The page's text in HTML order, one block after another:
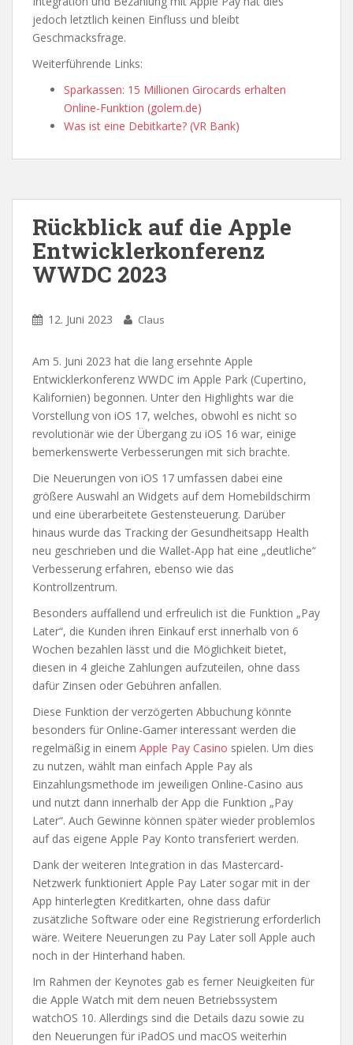
jedoch letztlich keinen Einfluss und bleibt
Geschmacksfrage.
Weiterführende Links:
Sparkassen: 15 Millionen Girocards erhalten
Online-Funktion (golem.de)
Was ist eine Debitkarte? (VR Bank)
Rückblick auf die Apple
Entwicklerkonferenz
WWDC 2023
12. Juni 2023 Claus
Am 5. Juni 2023 hat die lang ersehnte Apple
Entwicklerkonferenz WWDC im Apple Park (Cupertino,
Kalifornien) begonnen. Unter den Highlights war die
Vorstellung von iOS 17, welches, obwohl es nicht so
revolutionär wie der Übergang zu iOS 16 war, einige
bemerkenswerte Verbesserungen mit sich brachte.
Die Neuerungen von iOS 17 umfassen dabei eine
größere Auswahl an Widgets auf dem Homebildschirm
und eine überarbeitete Gestensteuerung. Darüber
hinaus wurde das Tracking der Gesundheitsapp Health
neu geschrieben und die Wallet-App hat eine „deutliche“
Verbesserung erfahren, ebenso wie das
Kontrollzentrum.
Besonders auffallend und erfreulich ist die Funktion „Pay
Later“, die Kunden ihren Einkauf erst innerhalb von 6
Wochen bezahlen lässt und die Möglichkeit bietet,
diesen in 4 gleiche Zahlungen aufzuteilen, ohne dass
dafür Zinsen oder Gebühren anfallen.
Diese Funktion der verzögerten Abbuchung könnte
besonders für Online-Gamer interessant werden die
regelmäßig in einem Apple Pay Casino spielen. Um dies
zu nutzen, wählt man einfach Apple Pay als
Einzahlungsmethode im jeweiligen Online-Casino aus
und nutzt dann innerhalb der App die Funktion „Pay
Later“. Auch Gewinne können später wieder problemlos
auf das eigene Apple Pay Konto transferiert werden.
Dank der weiteren Integration in das Mastercard-
Netzwerk funktioniert Apple Pay Later sogar mit in der
App hinterlegten Kreditkarten, ohne dass dafür
zusätzliche Software oder eine Registrierung erforderlich
wäre. Weitere Neuerungen zu Pay Later soll Apple auch
noch in der Hinterhand haben.
Im Rahmen der Keynotes gab es ferner Neuigkeiten für
die Apple Watch mit dem neuen Betriebssystem
watchOS 10. Allerdings sind die Details dazu sowie zu
den Neuerungen für iPadOS und macOS weiterhin